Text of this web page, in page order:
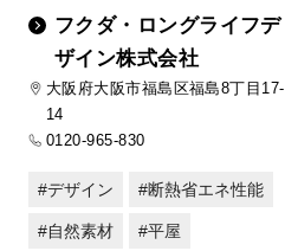
フクダ・ロングライフデ
ザイン株式会社
大阪府大阪市福島区福島8丁目17-
14
0120-965-830
デザイン 断熱省エネ性能
自然素材 平屋